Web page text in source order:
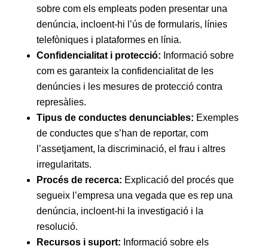
sobre com els empleats poden presentar una
denúncia, incloent-hi l’ús de formularis, línies
telefòniques i plataformes en línia.
Confidencialitat i protecció: Informació sobre
com es garanteix la confidencialitat de les
denúncies i les mesures de protecció contra
represàlies.
Tipus de conductes denunciables: Exemples
de conductes que s’han de reportar, com
l’assetjament, la discriminació, el frau i altres
irregularitats.
Procés de recerca: Explicació del procés que
segueix l’empresa una vegada que es rep una
denúncia, incloent-hi la investigació i la
resolució.
Recursos i suport: Informació sobre els